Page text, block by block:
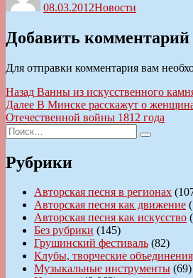
08.03.2012Новости
Добавить комментарий
Для отправки комментария вам
Навигация
по
записям
Назад Предыдущая
запись:
Ванны из искусственного
Далее Следующая
запись:
В Минске расскажут о
Отечественной войны 1812 года
Искать:
Поиск
Рубрики
Авторская песня в регионах
Авторская песня как движение
Авторская песня как искусство
Без рубрики (145)
Грушинский фестиваль (82)
Клубы, творческие
Музыкальные инструменты (69)